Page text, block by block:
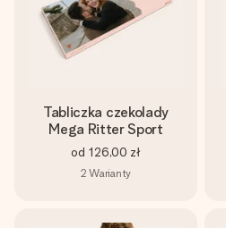
Tabliczka czekolady
Mega Ritter Sport
od 126,00 zł
2 Warianty